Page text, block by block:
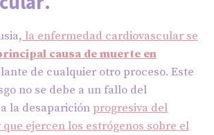
la enfermedad cardiovascular se
causa de muerte en
de cualquier otro proceso. Este
no se debe a un fallo del
la desaparición progresiva del
ejercen los estrógenos sobre el